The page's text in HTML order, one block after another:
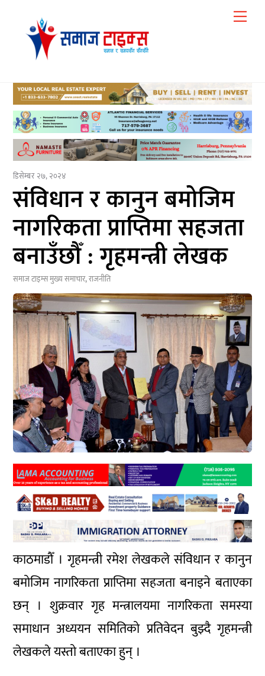
content
डिसेम्बर २७, २०२४
संविधान र कानुन बमोजिम
नागरिकता प्राप्तिमा सहजता
बनाउँछौँ : गृहमन्त्री लेखक
समाज टाइम्समुख्य समाचार,राजनीति
काठमाडौँ । गृहमन्त्री रमेश लेखकले संविधान र कानुन
बमोजिम नागरिकता प्राप्तिमा सहजता बनाइने बताएका
छन् । शुक्रवार गृह मन्त्रालयमा नागरिकता समस्या
समाधान अध्ययन समितिको प्रतिवेदन बुझ्दै गृहमन्त्री
लेखकले यस्तो बताएका हुन् ।